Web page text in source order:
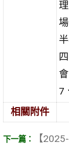
7
相關附件
【